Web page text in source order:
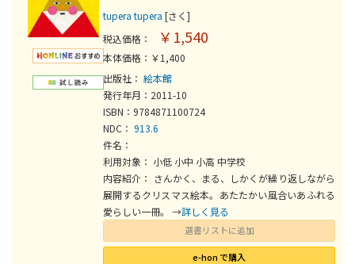
tupera tupera [さく]
税込価格：
￥1,540
本体価格：￥1,400
出版社： 絵本館
発行年月：2011-10
ISBN：9784871100724
NDC： 913.6
件名：
利用対象： 小低 小中 小高 中学校
内容紹介： さんかく、まる、しかくが繰り返しながら
展開するクリスマス絵本。あたたかい風合いあふれる
愛らしい一冊。 →詳しく見る
選書リストに追加
e-hon で購入